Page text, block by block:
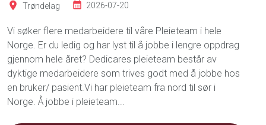
Trøndelag 2026-07-20
Vi søker flere medarbeidere til våre Pleieteam i hele
Norge. Er du ledig og har lyst til å jobbe i lengre oppdrag
gjennom hele året? Dedicares pleieteam består av
dyktige medarbeidere som trives godt med å jobbe hos
en bruker/ pasient.Vi har pleieteam fra nord til sør i
Norge. Å jobbe i pleieteam...